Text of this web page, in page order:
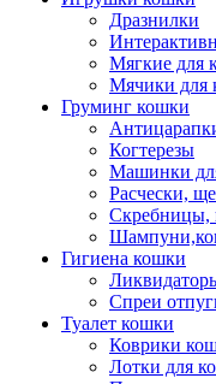
Дразнилки
Мягкие для
Мячики для
Груминг кошки
Когтерезы
Машинки
Расчески,
Скребницы,
Гигиена кошки
Спреи
Туалет кошки
Коврики
Лотки для